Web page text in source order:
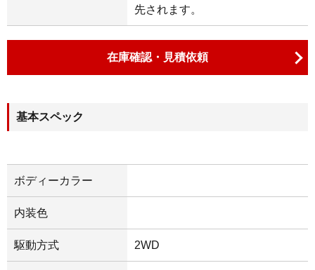
先されます。
在庫確認・見積依頼
基本スペック
ボディーカラー
内装色
駆動方式 2WD